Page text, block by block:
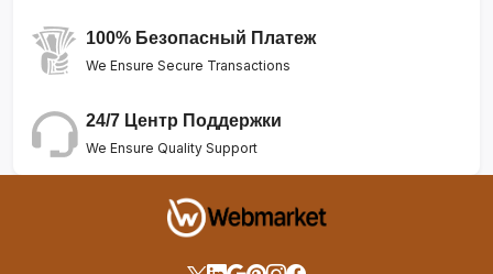
100% Безопасный Платеж
We Ensure Secure Transactions
24/7 Центр Поддержки
We Ensure Quality Support